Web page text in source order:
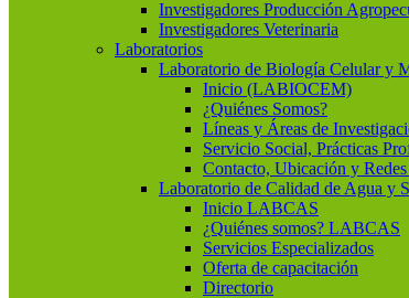
Investigadores Producción
Investigadores Veterinaria
Laboratorios
Laboratorio de Biología Celular y
Inicio (LABIOCEM)
¿Quiénes Somos?
Líneas y Áreas de
Servicio Social, Prácticas
Contacto, Ubicación y
Laboratorio de Calidad de Agua y
Inicio LABCAS
¿Quiénes somos? LABCAS
Servicios Especializados
Oferta de capacitación
Directorio